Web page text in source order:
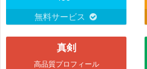
無料サービス
真剣
高品質プロフィール